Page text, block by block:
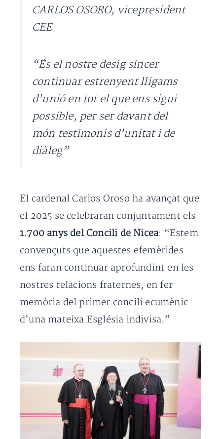
CARLOS OSORO, vicepresident
CEE
“És el nostre desig sincer
continuar estrenyent lligams
d’unió en tot el que ens sigui
possible, per ser davant del
món testimonis d’unitat i de
diàleg”
El cardenal Carlos Oroso ha avançat que
el 2025 se celebraran conjuntament els
1.700 anys del Concili de Nicea: “Estem
convençuts que aquestes efemèrides
ens faran continuar aprofundint en les
nostres relacions fraternes, en fer
memòria del primer concili ecumènic
d’una mateixa Església indivisa.”